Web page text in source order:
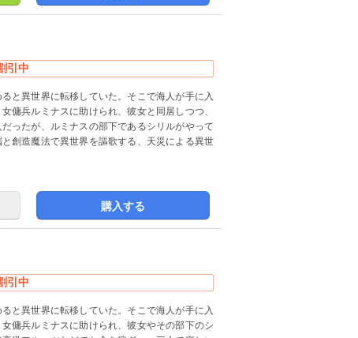
引中
と異世界に転移していた。そこで海人が手に入
傭兵ルミナスに助けられ、彼女と同居しつつ、
ったが、ルミナスの部下であるシリルがやって
創造魔法で異世界を謳歌する、天災による異世
購入する
引中
と異世界に転移していた。そこで海人が手に入
傭兵ルミナスに助けられ、彼女やその部下のシ